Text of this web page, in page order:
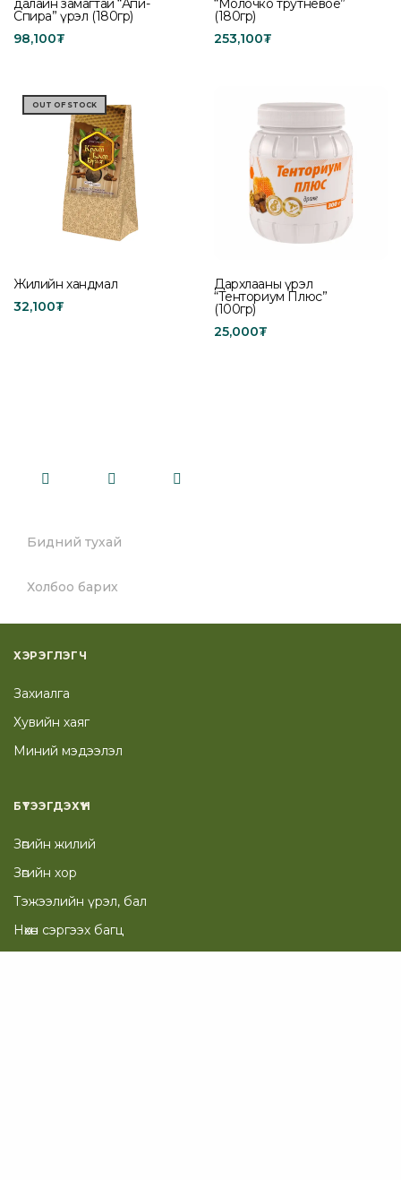
далайн замагтай “Апи-
Спира” үрэл (180гр)
98,100₮
“Молочко трутневое”
(180гр)
253,100₮
OUT OF STOCK
Жилийн хандмал
32,100₮
Дархлааны үрэл
“Тенториум Плюс”
(100гр)
25,000₮
Бидний тухай
Холбоо барих
ХЭРЭГЛЭГЧ
Захиалга
Хувийн хаяг
Миний мэдээлэл
БҮТЭЭГДЭХҮҮН
Зөгийн жилий
Зөгийн хор
Тэжээлийн үрэл, бал
Нөхөн сэргээх багц